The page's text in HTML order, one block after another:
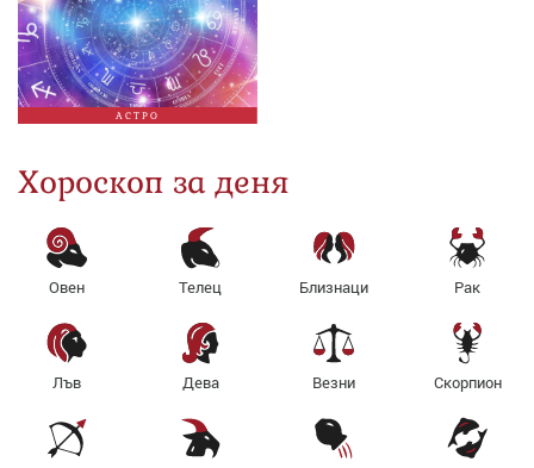
АСТРО
Хороскоп за деня
Овен Телец Близнаци Рак
Лъв Дева Везни Скорпион